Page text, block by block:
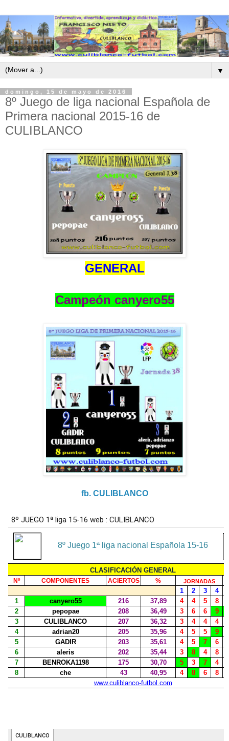
▼
domingo, 15 de mayo de 2016
8º Juego de liga nacional Española de
Primera nacional 2015-16 de
CULIBLANCO
GENERAL
Campeón canyero55
fb. CULIBLANCO